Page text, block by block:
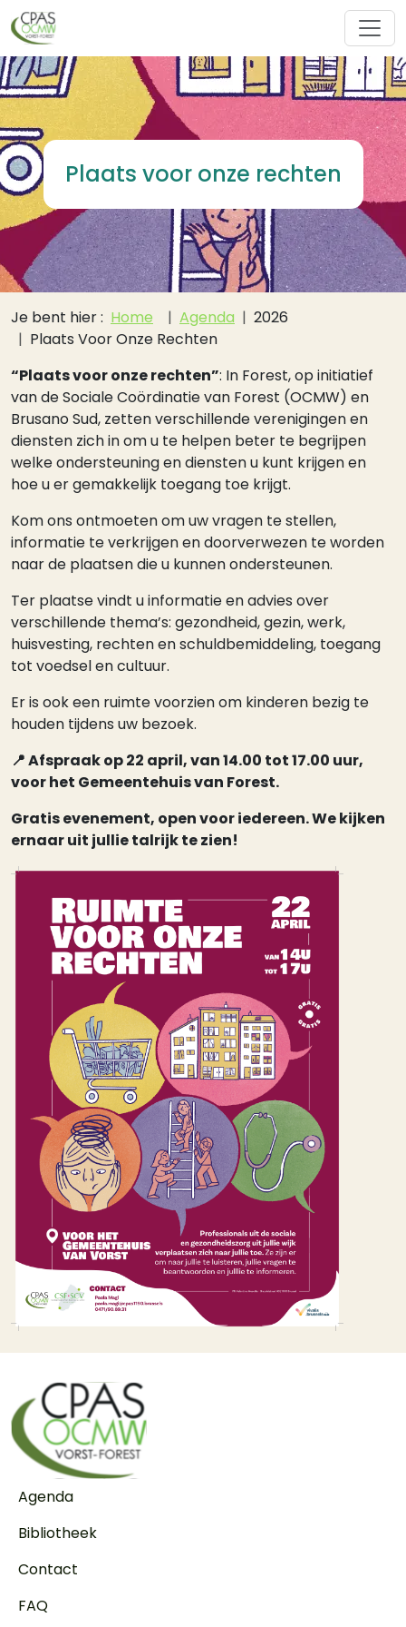
Overslaan en naar de inhoud gaan
Plaats voor onze rechten
Kruimelpad
Je bent hier : Home Agenda
2026
Plaats Voor Onze Rechten
“Plaats voor onze rechten”: In Forest, op initiatief
van de Sociale Coördinatie van Forest (OCMW) en
Brusano Sud, zetten verschillende verenigingen en
diensten zich in om u te helpen beter te begrijpen
welke ondersteuning en diensten u kunt krijgen en
hoe u er gemakkelijk toegang toe krijgt.
Kom ons ontmoeten om uw vragen te stellen,
informatie te verkrijgen en doorverwezen te worden
naar de plaatsen die u kunnen ondersteunen.
Ter plaatse vindt u informatie en advies over
verschillende thema’s: gezondheid, gezin, werk,
huisvesting, rechten en schuldbemiddeling, toegang
tot voedsel en cultuur.
Er is ook een ruimte voorzien om kinderen bezig te
houden tijdens uw bezoek.
📍 Afspraak op 22 april, van 14.00 tot 17.00 uur,
voor het Gemeentehuis van Forest.
Gratis evenement, open voor iedereen. We kijken
ernaar uit jullie talrijk te zien!
Voet
Agenda
Bibliotheek
Contact
FAQ